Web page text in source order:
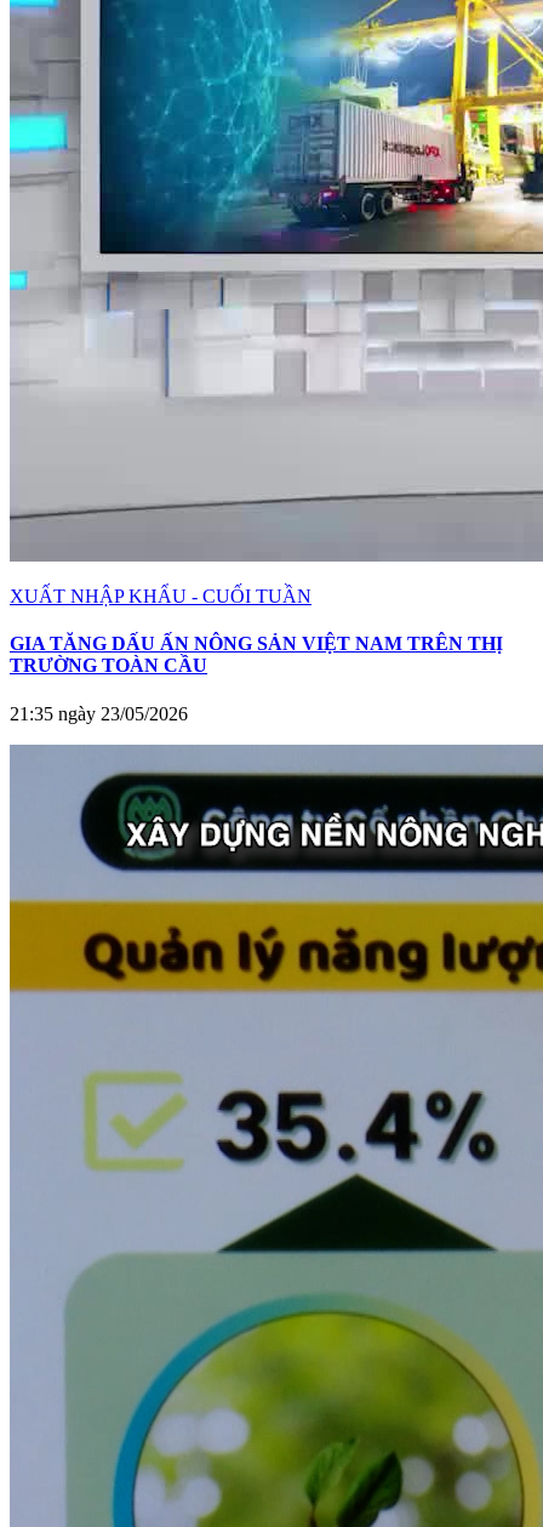
XUẤT NHẬP KHẨU - CUỐI TUẦN
GIA TĂNG DẤU ẤN NÔNG SẢN VIỆT NAM TRÊN THỊ
TRƯỜNG TOÀN CẦU
21:35 ngày 23/05/2026